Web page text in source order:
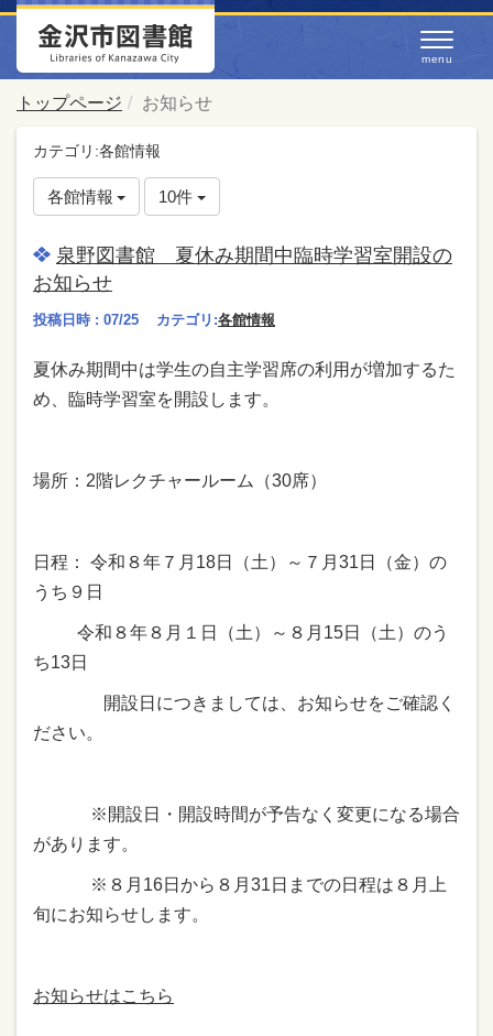
トップページ お知らせ
カテゴリ:各館情報
各館情報 10件
泉野図書館 夏休み期間中臨時学習室開設の
お知らせ
投稿日時 : 07/25 カテゴリ:各館情報
夏休み期間中は学生の自主学習席の利用が増加するた
め、臨時学習室を開設します。
場所：2階レクチャールーム（30席）
日程： 令和８年７月18日（土）～７月31日（金）の
うち９日
令和８年８月１日（土）～８月15日（土）のう
ち13日
開設日につきましては、お知らせをご確認く
ださい。
※開設日・開設時間が予告なく変更になる場合
があります。
※８月16日から８月31日までの日程は８月上
旬にお知らせします。
お知らせはこちら